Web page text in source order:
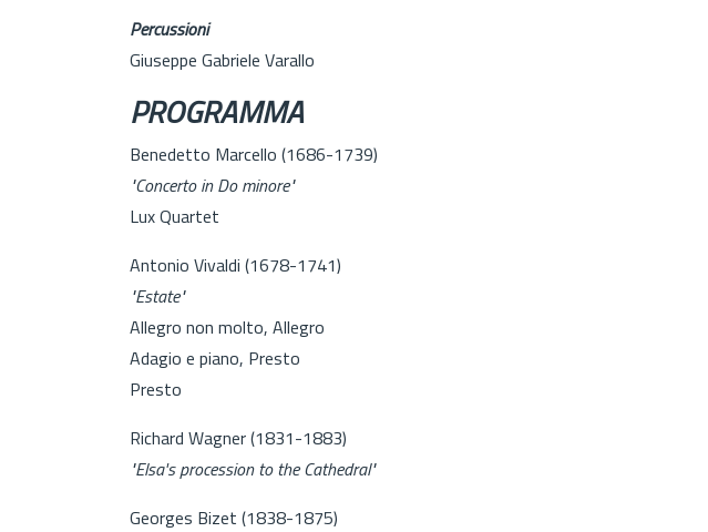
Percussioni
Giuseppe Gabriele Varallo
PROGRAMMA
Benedetto Marcello (1686-1739)
"Concerto in Do minore"
Lux Quartet
Antonio Vivaldi (1678-1741)
"Estate"
Allegro non molto, Allegro
Adagio e piano, Presto
Presto
Richard Wagner (1831-1883)
"Elsa's procession to the Cathedral"
Georges Bizet (1838-1875)